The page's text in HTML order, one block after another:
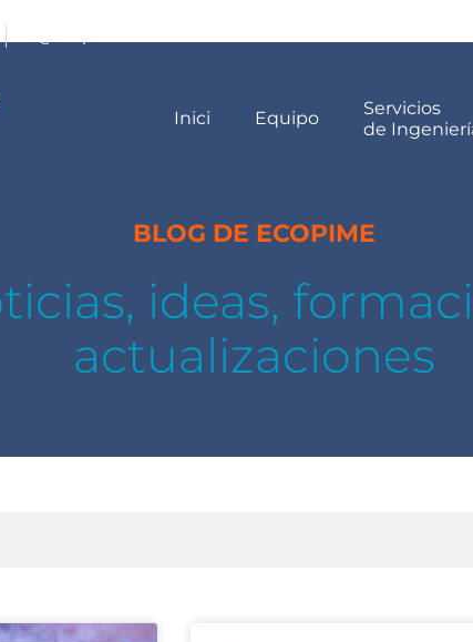
Inici Equipo
Servicios
de
BLOG DE ECOPIME
ideas,
actualizaciones